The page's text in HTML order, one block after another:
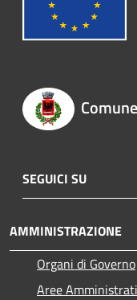
SEGUICI SU
AMMINISTRAZIONE
Organi di Governo
Aree